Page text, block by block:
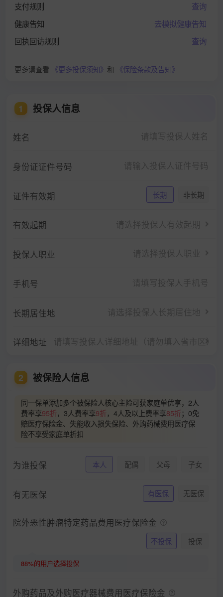
支付规则
查询
健康告知
去模拟健康告知
回执回访规则
查询
更多请查看 《更多投保须知》 和 《保险条款及告知》
1 投保人信息
姓名
身份证证件号码
证件有效期 长期 非长期
有效起期
投保人职业
手机号
长期居住地
详细地址
2 被保险人信息
同一保单添加多个被保险人核心主险可获家庭单优享，2人
费率享95折，3人费率享9折，4人及以上费率享85折；0免
赔医疗保险金、失能收入损失保险、外购药械费用医疗保
险不享受家庭单折扣
为谁投保 本人 配偶 父母 子女
有无医保 有医保 无医保
院外恶性肿瘤特定药品费用医疗保险金
不投保 投保
88%的用户选择投保
外购药品及外购医疗器械费用医疗保险金